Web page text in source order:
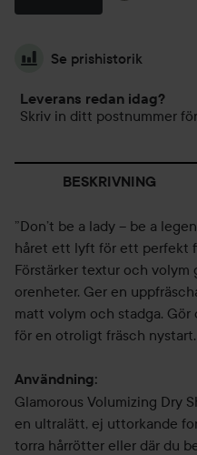
Se prishistorik
Leverans redan idag?
Skriv in ditt postnummer
BESKRIVNING
”Don’t be a lady – be a
håret ett lyft för ett perfekt
Förstärker textur och volym
orenheter. Ger en
matt volym och stadga.
för en otroligt fräsch nystart.
Användning:
Glamorous Volumizing Dry
en ultralätt, ej uttorkande
torra hårrötter eller där du